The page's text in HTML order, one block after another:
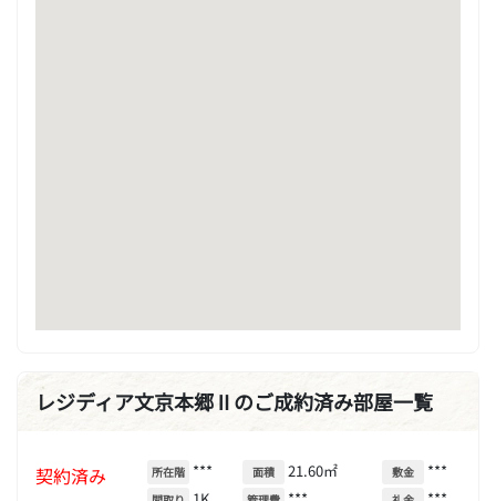
レジディア文京本郷Ⅱのご成約済み部屋一覧
契約済み 所在階 *** 面積 21.60㎡ 敷金 ***